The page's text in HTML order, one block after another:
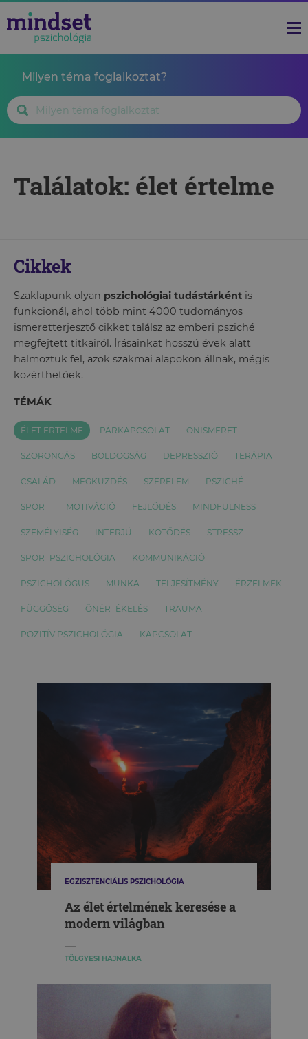
Milyen téma foglalkoztat?
Találatok: élet értelme
Cikkek
Szaklapunk olyan pszichológiai tudástárként is
funkcionál, ahol több mint 4000 tudományos
ismeretterjesztő cikket találsz az emberi psziché
megfejtett titkairól. Írásainkat hosszú évek alatt
halmoztuk fel, azok szakmai alapokon állnak, mégis
közérthetőek.
TÉMÁK
ÉLET ÉRTELME PÁRKAPCSOLAT ÖNISMERET
SZORONGÁS BOLDOGSÁG DEPRESSZIÓ TERÁPIA
CSALÁD MEGKÜZDÉS SZERELEM PSZICHÉ
SPORT MOTIVÁCIÓ FEJLŐDÉS MINDFULNESS
SZEMÉLYISÉG INTERJÚ KÖTŐDÉS STRESSZ
SPORTPSZICHOLÓGIA KOMMUNIKÁCIÓ
PSZICHOLÓGUS MUNKA TELJESÍTMÉNY ÉRZELMEK
FÜGGŐSÉG ÖNÉRTÉKELÉS TRAUMA
POZITÍV PSZICHOLÓGIA KAPCSOLAT
EGZISZTENCIÁLIS PSZICHOLÓGIA
Az élet értelmének keresése a
modern világban
TÖLGYESI HAJNALKA